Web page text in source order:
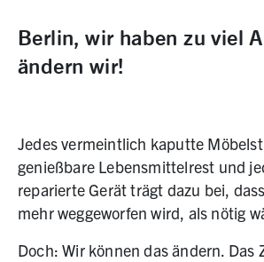
Berlin, wir haben zu viel
ändern wir!
Jedes vermeintlich kaputte
genießbare Lebensmittelrest und
reparierte Gerät trägt dazu bei,
mehr weggeworfen wird, als nötig
Doch: Wir können das ändern. Das